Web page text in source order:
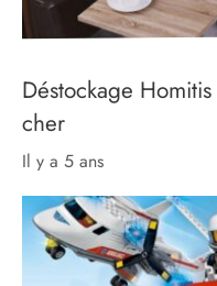
Déstockage
cher
il y a 5 ans